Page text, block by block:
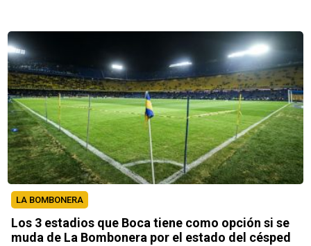
LA BOMBONERA
Los 3 estadios que Boca tiene como opción si se
muda de La Bombonera por el estado del césped